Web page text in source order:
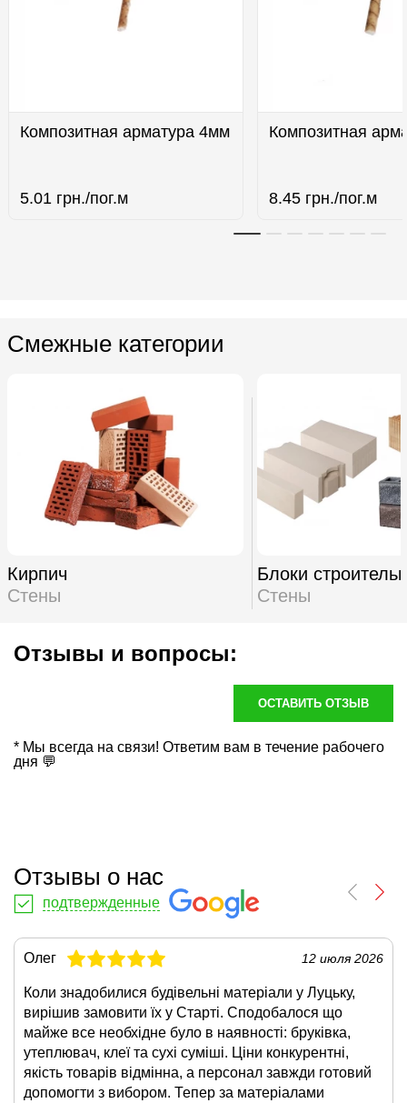
Композитная арматура 4мм
5.01 грн./пог.м
Композитная
8.45 грн./пог.м
Смежные категории
Кирпич
Стены
Блоки
Стены
Отзывы и вопросы:
ОСТАВИТЬ ОТЗЫВ
* Мы всегда на связи! Ответим вам в течение рабочего
дня 💬
Отзывы о нас
подтвержденные
Олег 12 июля 2026
Коли знадобилися будівельні матеріали у Луцьку,
вирішив замовити їх у Старті. Сподобалося що
майже все необхідне було в наявності: бруківка,
утеплювач, клеї та сухі суміші. Ціни конкурентні,
якість товарів відмінна, а персонал завжди готовий
допомогти з вибором. Тепер за матеріалами